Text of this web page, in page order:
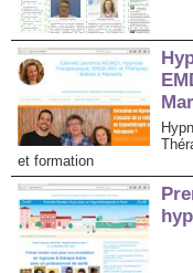
et formation